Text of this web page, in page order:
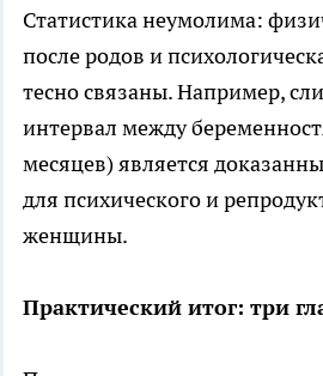
Статистика неумолима:
после родов и
тесно связаны. Например,
интервал между
месяцев) является
для психического и
женщины.
Практический итог: три